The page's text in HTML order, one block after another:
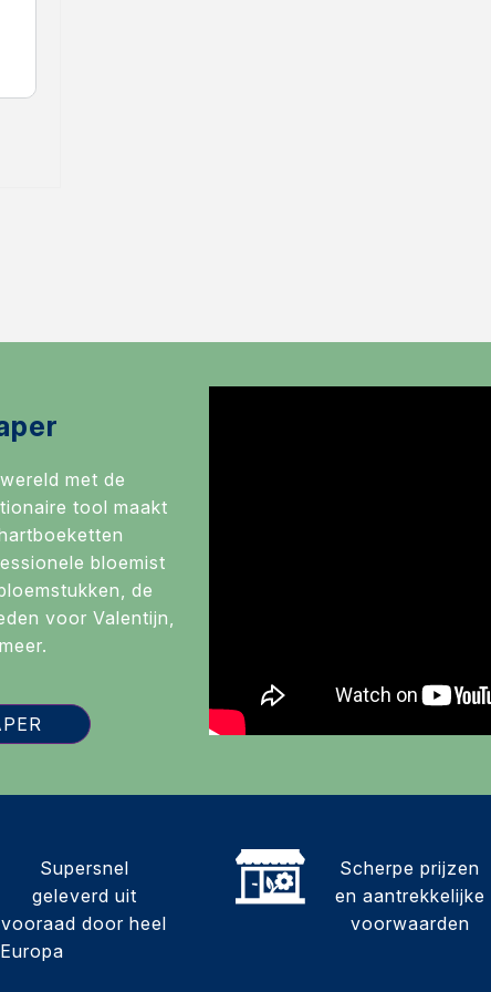
met de
tool maakt
bloemist
de
voor Valentijn,
Supersnel
geleverd uit
vooraad door heel
Europa
Scherpe prijzen
en aantrekkelijke
voorwaarden